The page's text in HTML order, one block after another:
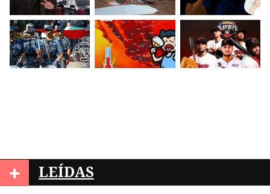
+ LEÍDAS